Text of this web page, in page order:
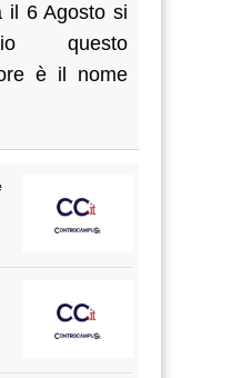
il 6 Agosto si
questo
è il nome